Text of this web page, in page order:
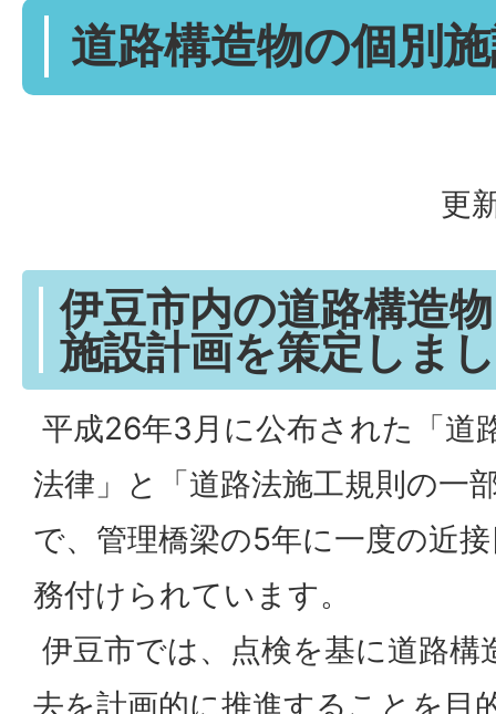
道路構造物の個別
更
伊豆市内の道路構造
施設計画を策定しま
平成26年3月に公布された「道
法律」と「道路法施工規則の一
で、管理橋梁の5年に一度の近
務付けられています。
伊豆市では、点検を基に道路構
去を計画的に推進することを目